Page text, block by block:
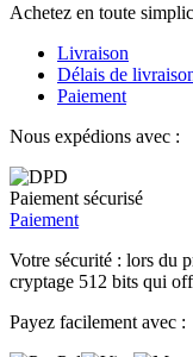
Achetez en toute
Livraison
Délais de
Paiement
Nous expédions avec :
Paiement sécurisé
Paiement
Votre sécurité : lors du
cryptage 512 bits qui
Payez facilement avec :